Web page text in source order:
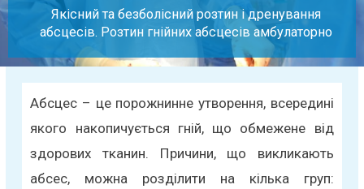
Якісний та безболісний розтин і дренування
абсцесів. Розтин гнійних абсцесів амбулаторно
Абсцес – це порожнинне утворення, всередині
якого накопичується гній, що обмежене від
здорових тканин. Причини, що викликають
абсес, можна розділити на кілька груп: